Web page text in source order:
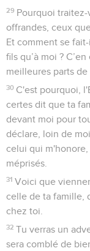
29 Pourquoi traitez-
offrandes, ceux
Et comment se
fils qu’à moi ?
meilleures parts
30 C'est pourquoi,
certes dit que ta
devant moi pour
déclare, loin de
celui qui
méprisés.
31 Voici que
celle de ta famille,
chez toi.
32 Tu verras un
sera comblé de